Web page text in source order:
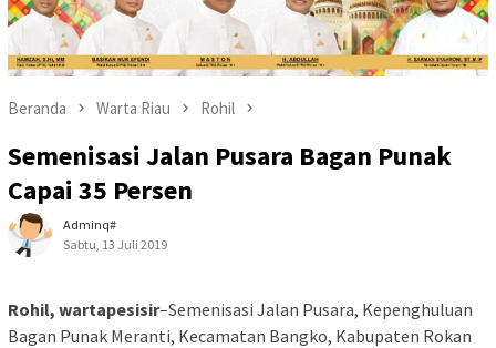
Beranda Warta Riau Rohil
Semenisasi Jalan Pusara Bagan Punak
Capai 35 Persen
Adminq#
Sabtu, 13 Juli 2019
Rohil, wartapesisir–Semenisasi Jalan Pusara, Kepenghuluan
Bagan Punak Meranti, Kecamatan Bangko, Kabupaten Rokan